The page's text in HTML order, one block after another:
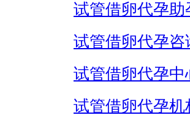
试管借卵代孕助
试管借卵代孕咨
试管借卵代孕中
试管借卵代孕机